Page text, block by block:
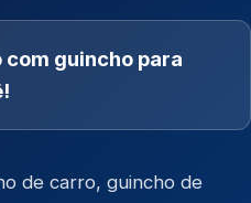
com guincho para
de carro, guincho de